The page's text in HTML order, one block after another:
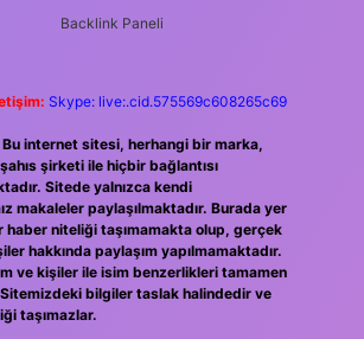
Skype: live:.cid.575569c608265c69
Bu internet sitesi, herhangi bir marka,
şirketi ile hiçbir bağlantısı
Sitede yalnızca kendi
makaleler paylaşılmaktadır. Burada yer
haber niteliği taşımamakta olup, gerçek
hakkında paylaşım yapılmamaktadır.
ve kişiler ile isim benzerlikleri tamamen
bilgiler taslak halindedir ve
taşımazlar.